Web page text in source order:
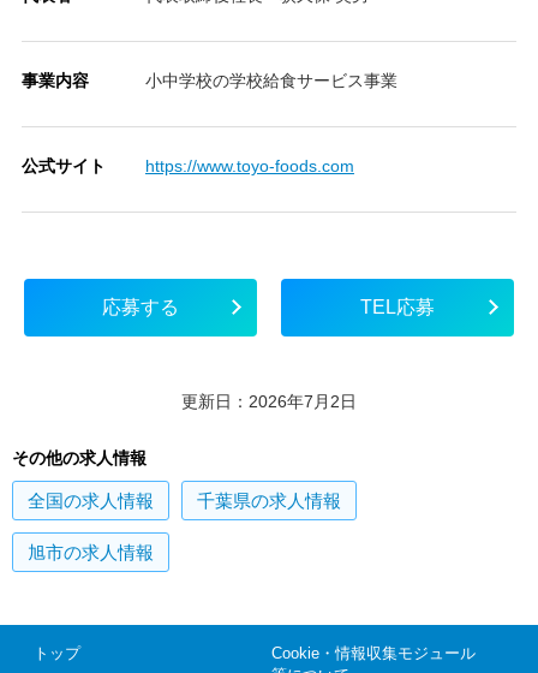
事業内容 小中学校の学校給食サービス事業
公式サイト https://www.toyo-foods.com
応募する TEL応募
更新日：2026年7月2日
その他の求人情報
全国の求人情報 千葉県の求人情報
旭市の求人情報
トップ
Cookie・情報収集モジュール